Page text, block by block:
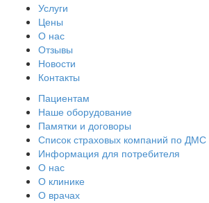
Услуги
Цены
О нас
Отзывы
Новости
Контакты
Пациентам
Наше оборудование
Памятки и договоры
Список страховых компаний по ДМС
Информация для потребителя
О нас
О клинике
О врачах